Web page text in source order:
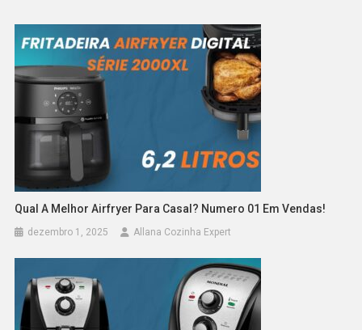
Qual A Melhor Airfryer Para Casal? Numero 01 Em Vendas!
dezembro 1, 2025 Allana Cozinha Expert